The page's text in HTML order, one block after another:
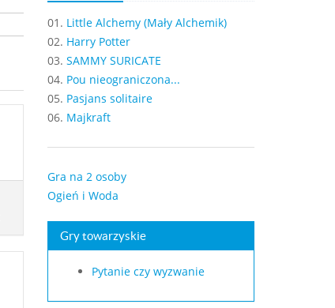
01. Little Alchemy (Mały Alchemik)
02. Harry Potter
03. SAMMY SURICATE
04. Pou nieograniczona...
05. Pasjans solitaire
06. Majkraft
Gra na 2 osoby
Ogień i Woda
Gry towarzyskie
Pytanie czy wyzwanie